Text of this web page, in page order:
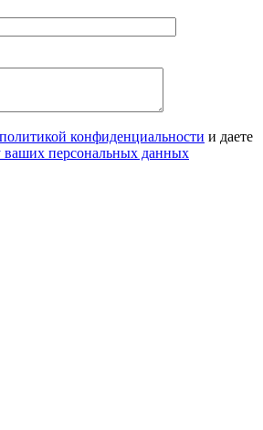
политикой конфиденциальности и даете
ваших персональных данных